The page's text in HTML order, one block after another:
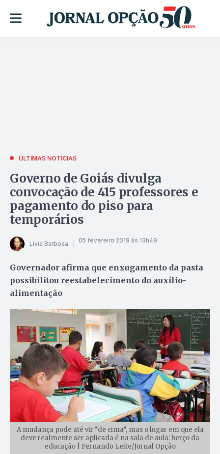
ÚLTIMAS NOTÍCIAS
Governo de Goiás divulga
convocação de 415 professores e
pagamento do piso para
temporários
Lívia Barbosa 05 fevereiro 2019 às 13h49
Governador afirma que enxugamento da pasta
possibilitou reestabelecimento do auxílio-
alimentação
A mudança pode até vir “de cima”, mas o lugar em que ela
deve realmente ser aplicada é na sala de aula: berço da
educação | Fernando Leite/Jornal Opção